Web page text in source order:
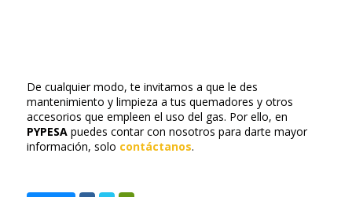
De cualquier modo, te invitamos a que le des
mantenimiento y limpieza a tus quemadores y otros
accesorios que empleen el uso del gas. Por ello, en
PYPESA puedes contar con nosotros para darte mayor
información, solo contáctanos.